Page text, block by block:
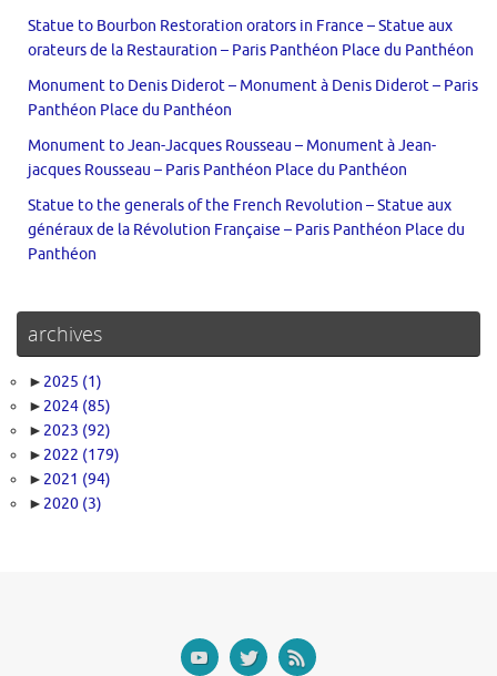
Statue to Bourbon Restoration orators in France – Statue aux
orateurs de la Restauration – Paris Panthéon Place du Panthéon
Monument to Denis Diderot – Monument à Denis Diderot – Paris
Panthéon Place du Panthéon
Monument to Jean-Jacques Rousseau – Monument à Jean-
jacques Rousseau – Paris Panthéon Place du Panthéon
Statue to the generals of the French Revolution – Statue aux
généraux de la Révolution Française – Paris Panthéon Place du
Panthéon
archives
► 2025 (1)
► 2024 (85)
► 2023 (92)
► 2022 (179)
► 2021 (94)
► 2020 (3)